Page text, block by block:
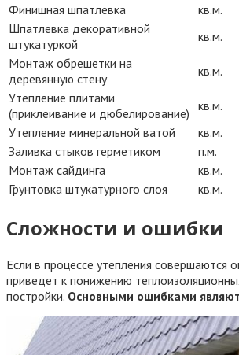
Финишная шпатлевка
кв.м.
Шпатлевка декоративной
штукатуркой
кв.м.
Монтаж обрешетки на
деревянную стену
кв.м.
Утепление плитами
(приклеивание и дюбелирование) кв.м.
Утепление минеральной ватой
кв.м.
Заливка стыков герметиком
п.м.
Монтаж сайдинга
кв.м.
Грунтовка штукатурного слоя
кв.м.
Сложности и ошибки
Если в процессе утепления совершаются
приведет к понижению
постройки. Основными ошибками